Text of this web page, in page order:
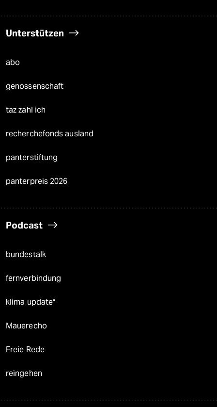
Unterstützen
abo
genossenschaft
taz zahl ich
recherchefonds ausland
panterstiftung
panterpreis 2026
Podcast
bundestalk
fernverbindung
klima update°
Mauerecho
Freie Rede
reingehen